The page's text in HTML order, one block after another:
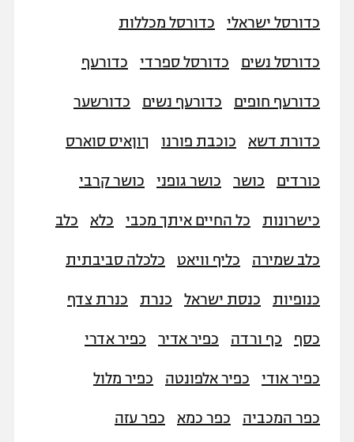
תקנון עבור פעילות ספורט 1 – "מרלן"
גיימינג E-Sports
תנאי שימוש
תקנון פעילות ספורט 1
רשיון להקרנה פומבית לבית עסק
כדורמים
פוטבול אמריקאי NFL
בייסבול MLB
ספורט אתגרי ואקסטרים
אומנויות לחימה
גיימינג E-Sports
כדורסל ישראלי כדורסל מכללות
כדורסל נשים כדורסל ספרדי כדורעף
כדורעף חופים כדורעף נשים כדורשער
כדורת דשא כוכבת פורנו ךוןאיס סוארס
כורדים כושר כושר גופני כושר קרבי
כישרונות כל החיים איתך מכבי כלא כלב
כלב שמירה כליף וויאט כלכלה סביבתית
כנופיות כנסת ישראל כנרת כנרת צדף
כסף כף ורדה כפיר אדיר כפיר אדרי
כפיר אודי כפיר אלפונטה כפיר מלול
כפר המכביה כפר כמא כפר עזה